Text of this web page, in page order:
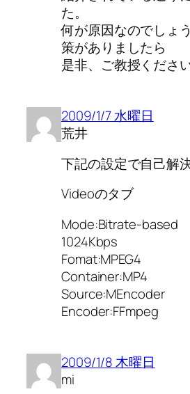
た。
何が原因なのでしょ
策がありましたら
是非、ご教授ください
2009/1/7 水曜日
荒井
下記の設定で自己解
Videoのタブ
Mode:Bitrate-based
1024Kbps
Fomat:MPEG4
Container:MP4
Source:MEncoder
Encoder:FFmpeg
2009/1/8 木曜日
mi